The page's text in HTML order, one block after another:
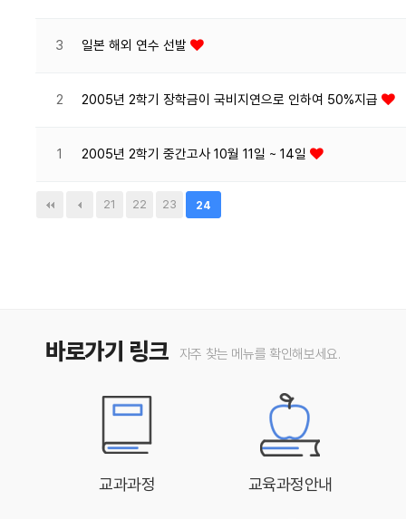
3 일본 해외 연수 선발
2 2005년 2학기 장학금이 국비지연으로 인하여 50%지급
1 2005년 2학기 중간고사 10월 11일 ~ 14일
21 22 23 24
바로가기 링크 자주 찾는 메뉴를 확인해보세요.
교과과정 교육과정안내